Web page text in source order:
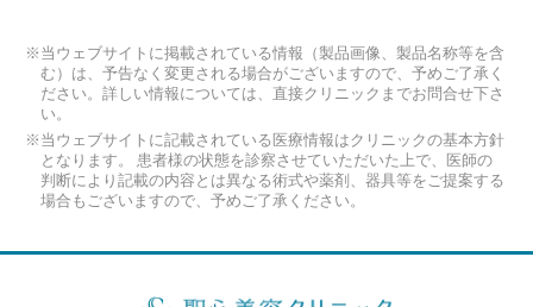
※当ウェブサイトに掲載されている情報（製品画像、製品名称等を含
む）は、予告なく変更される場合がございますので、予めご了承く
ださい。詳しい情報については、直接クリニックまでお問合せ下さ
い。
※当ウェブサイトに記載されている医療情報はクリニックの基本方針
となります。 患者様の状態を診察させていただいた上で、医師の
判断により記載の内容とは異なる術式や薬剤、器具等をご提案する
場合もございますので、予めご了承ください。